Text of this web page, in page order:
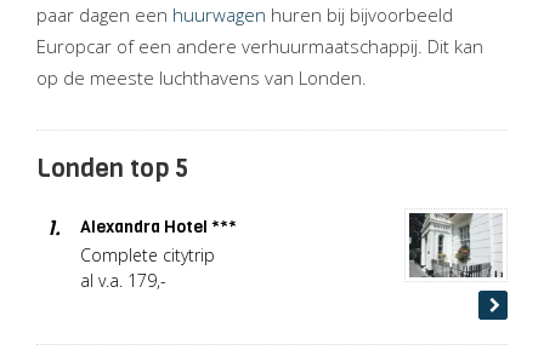
paar dagen een huurwagen huren bij bijvoorbeeld
Europcar of een andere verhuurmaatschappij. Dit kan
op de meeste luchthavens van Londen.
Londen top 5
1.
Alexandra Hotel ***
Complete citytrip
al v.a. 179,-